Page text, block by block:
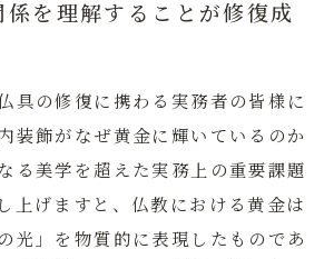
を理解することが修復成
具の修復に携わる実務者の皆様に
装飾がなぜ黄金に輝いているのか
る美学を超えた実務上の重要課題
上げますと、仏教における黄金は
光」を物質的に表現したものであ